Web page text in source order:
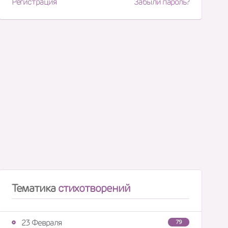
Тематикастихотворений
79
23 Февраля